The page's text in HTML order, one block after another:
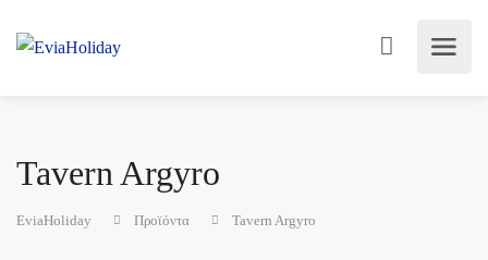
Tavern Argyro
EviaHoliday Προϊόντα Tavern Argyro